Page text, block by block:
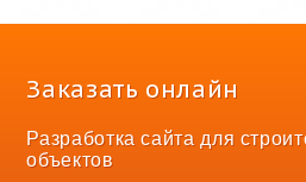
Заказать онлайн
Разработка сайта для
объектов